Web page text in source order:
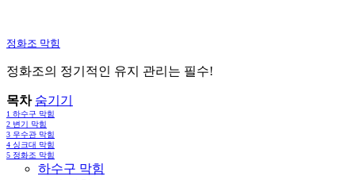
정화조 막힘
정화조의 정기적인 유지 관리는 필수!
목차 숨기기
1 하수구 막힘
2 변기 막힘
3 우수관 막힘
4 싱크대 막힘
5 정화조 막힘
하수구 막힘